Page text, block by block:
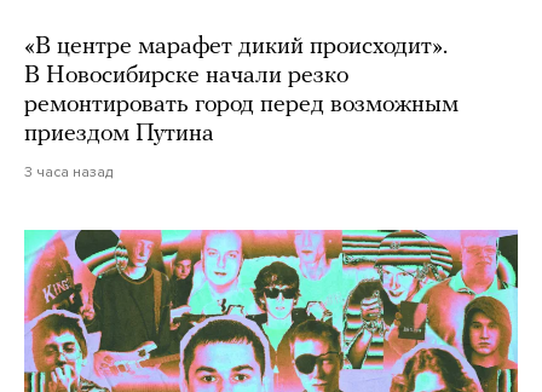
«В центре марафет дикий происходит».
В Новосибирске начали резко
ремонтировать город перед возможным
приездом Путина
3 часа назад